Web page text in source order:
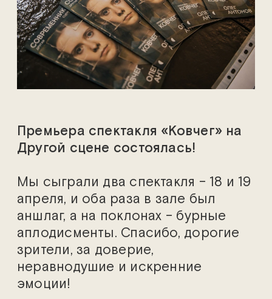
Премьера спектакля «Ковчег» на
Другой сцене состоялась!
Мы сыграли два спектакля – 18 и 19
апреля, и оба раза в зале был
аншлаг, а на поклонах – бурные
аплодисменты. Спасибо, дорогие
зрители, за доверие,
неравнодушие и искренние
эмоции!